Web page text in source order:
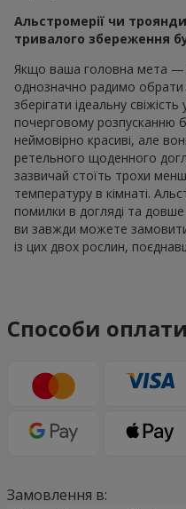
Альстромерії чи
тривалого збереження
Якщо ваша головна мета —
однозначно радимо обрати
зберігати ідеальну
почерговому розпусканню
неймовірно красиві, але
ретельного щоденного
зазвичай стоїть трохи
температуру в кімнаті.
помилки в догляді та
ви завжди можете замовити
із цих двох рослин,
Способи оплати
Замовлення в: